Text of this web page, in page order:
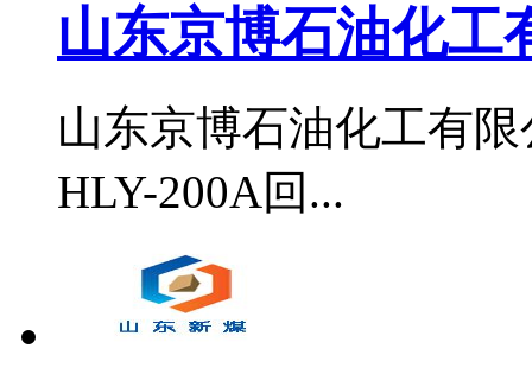
山东京博石油化工
山东京博石油化工有
HLY-200A回...